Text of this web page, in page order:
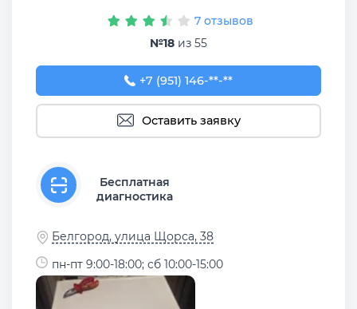
7 отзывов
№18 из 55
+7 (951) 146-64-52
+7 (951) 146-**-**
Оставить заявку
Бесплатная
диагностика
Белгород, улица Щорса, 38
пн-пт 9:00-18:00; сб 10:00-15:00